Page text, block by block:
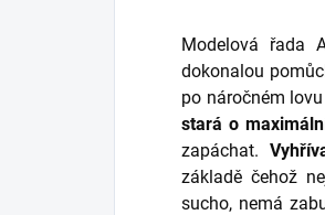
Modelová řada
dokonalou
po náročném
stará o
zapáchat.
základě čehož
sucho, nemá